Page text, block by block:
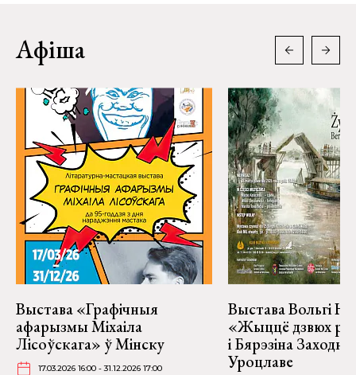
Афіша
Выстава «Графічныя
афарызмы Міхаіла
Лісоўскага» ў Мінску
17.03.2026 16:00 - 31.12.2026 17:00
Выстава Вольгі
«Жыццё дзвюх
і Бярэзіна
Уроцлаве